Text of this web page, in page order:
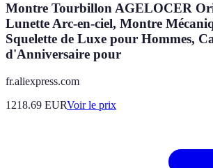
Montre Tourbillon AGELOCER
Lunette Arc-en-ciel, Montre
Squelette de Luxe pour Hommes,
d'Anniversaire pour
fr.aliexpress.com
1218.69 EURVoir le prix